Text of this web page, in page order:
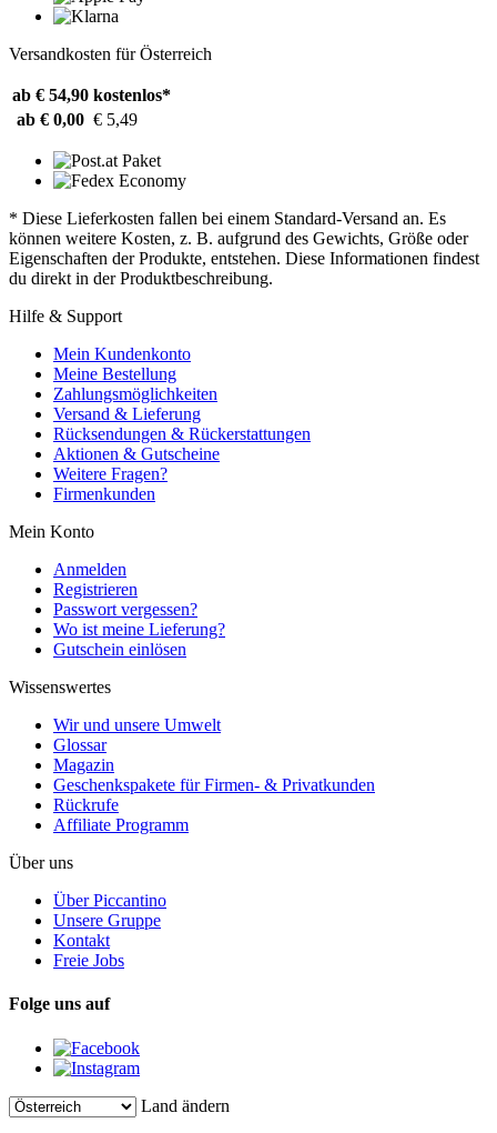
Versandkosten für Österreich
ab € 54,90 kostenlos*
ab € 0,00 € 5,49
* Diese Lieferkosten fallen bei einem Standard-Versand an. Es
können weitere Kosten, z. B. aufgrund des Gewichts, Größe oder
Eigenschaften der Produkte, entstehen. Diese Informationen findest
du direkt in der Produktbeschreibung.
Hilfe & Support
Mein Kundenkonto
Meine Bestellung
Zahlungsmöglichkeiten
Versand & Lieferung
Rücksendungen & Rückerstattungen
Aktionen & Gutscheine
Weitere Fragen?
Firmenkunden
Mein Konto
Anmelden
Registrieren
Passwort vergessen?
Wo ist meine Lieferung?
Gutschein einlösen
Wissenswertes
Wir und unsere Umwelt
Glossar
Magazin
Geschenkspakete für Firmen- & Privatkunden
Rückrufe
Affiliate Programm
Über uns
Über Piccantino
Unsere Gruppe
Kontakt
Freie Jobs
Folge uns auf
Land ändern